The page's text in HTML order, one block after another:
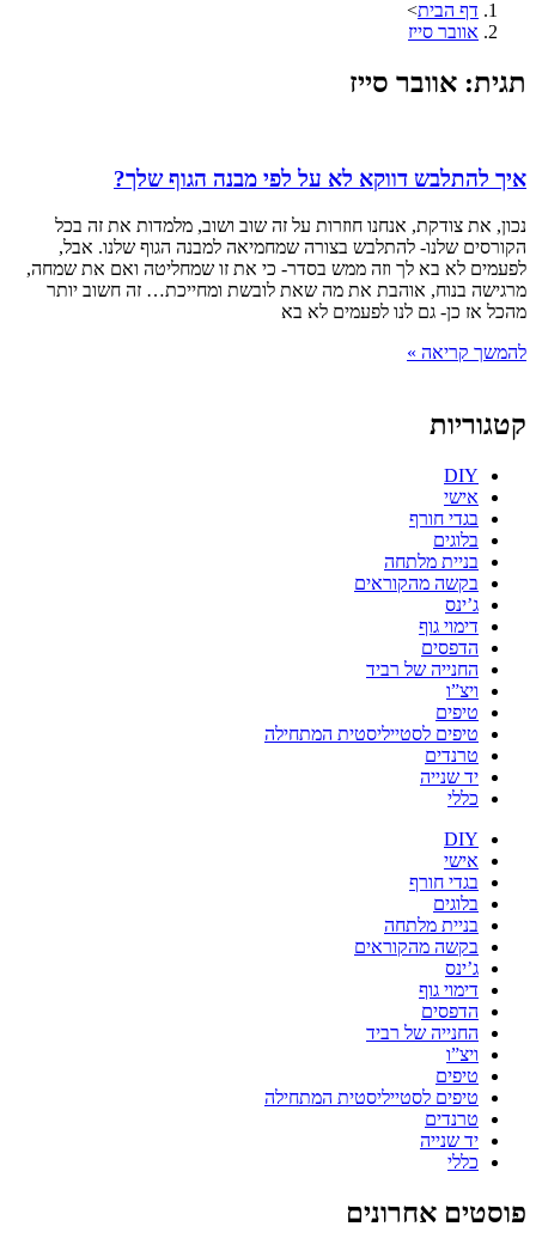
דף הבית>
אוובר סייז
תגית: אוובר סייז
איך להתלבש דווקא לא על לפי מבנה הגוף שלך?
נכון, את צודקת, אנחנו חוזרות על זה שוב ושוב, מלמדות את זה בכל
הקורסים שלנו- להתלבש בצורה שמחמיאה למבנה הגוף שלנו. אבל,
לפעמים לא בא לך וזה ממש בסדר- כי את זו שמחליטה ואם את שמחה,
מרגישה בנוח, אוהבת את מה שאת לובשת ומחייכת… זה חשוב יותר
מהכל אז כן- גם לנו לפעמים לא בא
להמשך קריאה »
קטגוריות
DIY
אישי
בגדי חורף
בלוגים
בניית מלתחה
בקשה מהקוראים
ג’ינס
דימוי גוף
הדפסים
החנייה של רביד
ויצ”ו
טיפים
טיפים לסטייליסטית המתחילה
טרנדים
יד שנייה
כללי
DIY
אישי
בגדי חורף
בלוגים
בניית מלתחה
בקשה מהקוראים
ג’ינס
דימוי גוף
הדפסים
החנייה של רביד
ויצ”ו
טיפים
טיפים לסטייליסטית המתחילה
טרנדים
יד שנייה
כללי
פוסטים אחרונים